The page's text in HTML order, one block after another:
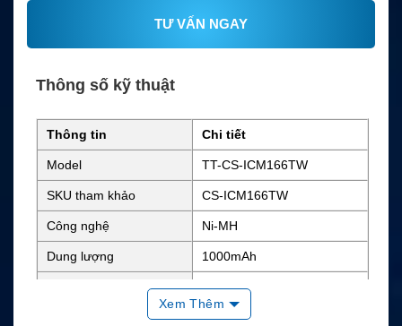
TƯ VẤN NGAY
Thông số kỹ thuật
Thông tin Chi tiết
Model TT-CS-ICM166TW
SKU tham khảo CS-ICM166TW
Công nghệ Ni-MH
Dung lượng 1000mAh
Điện áp danh định 12V
Khoảng 12Wh
Xem Thêm